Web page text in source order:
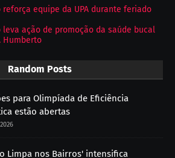
reforça equipe da UPA durante feriado
leva ação de promoção da saúde bucal
Humberto
Random Posts
para Olimpíada de Eficiência
estão abertas
Limpa nos Bairros' intensifica